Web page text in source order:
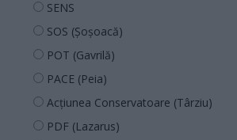
SENS
SOS (Șoșoacă)
POT (Gavrilă)
PACE (Peia)
Acțiunea Conservatoare (Târziu)
PDF (Lazarus)